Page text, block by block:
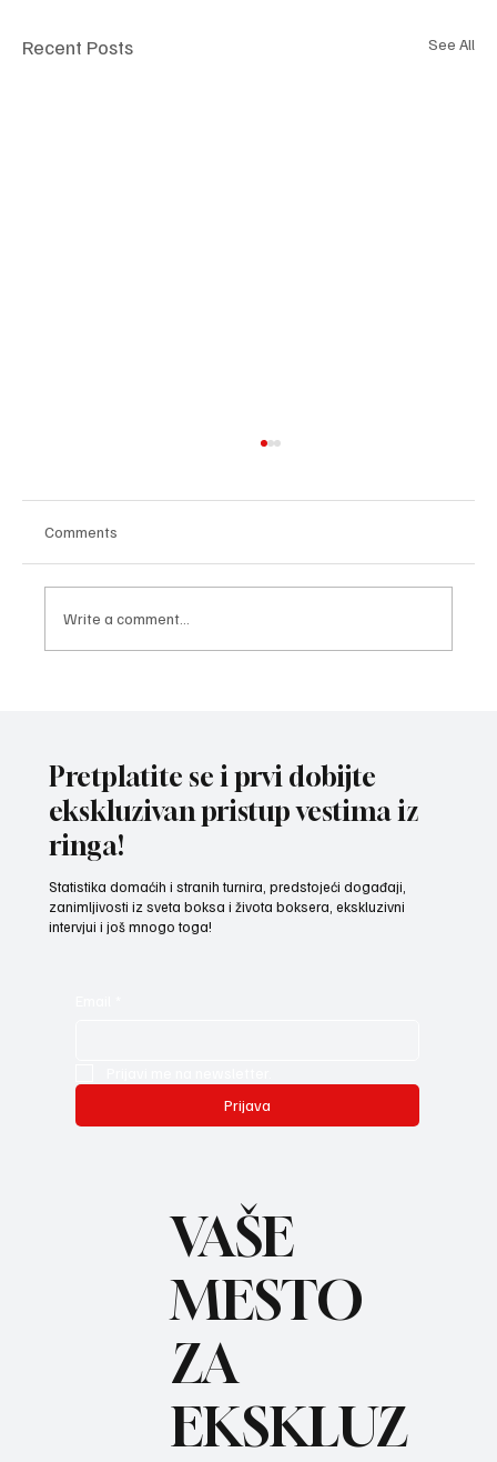
Recent Posts See All
Comments
Write a comment...
Pretplatite se i prvi dobijte
ekskluzivan pristup vestima iz
ringa!
Statistika domaćih i stranih turnira, predstojeći događaji,
zanimljivosti iz sveta boksa i života boksera, ekskluzivni
intervjui i još mnogo toga!
Prijava
REC
VAŠE
MESTO
ZA
EKSKLUZ